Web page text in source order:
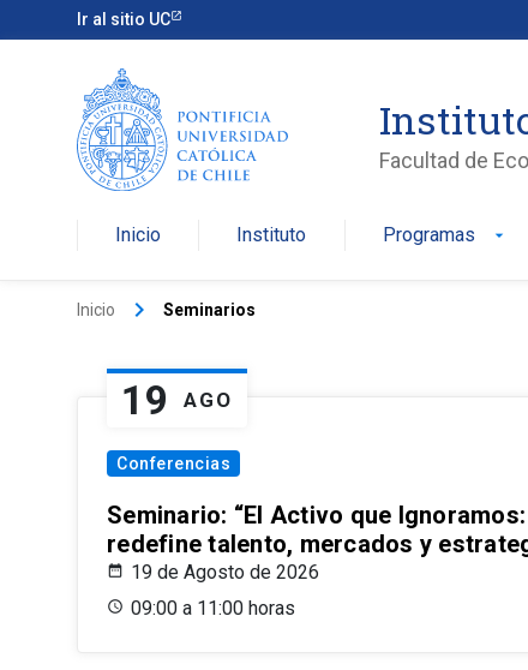
Ir al sitio UC
Facultad de
Inicio Instituto Programas arrow_drop_down
Inicio keyboard_arrow_right Seminarios
19 AGO
Conferencias
Seminario: “El Activo que
redefine talento, mercados y
19 de Agosto de 2026
09:00 a 11:00 horas